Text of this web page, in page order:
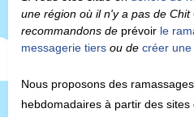
une région où il n'y a pas de Chit
recommandons de prévoir le
messagerie tiers ou de créer
Nous proposons des
hebdomadaires à partir des